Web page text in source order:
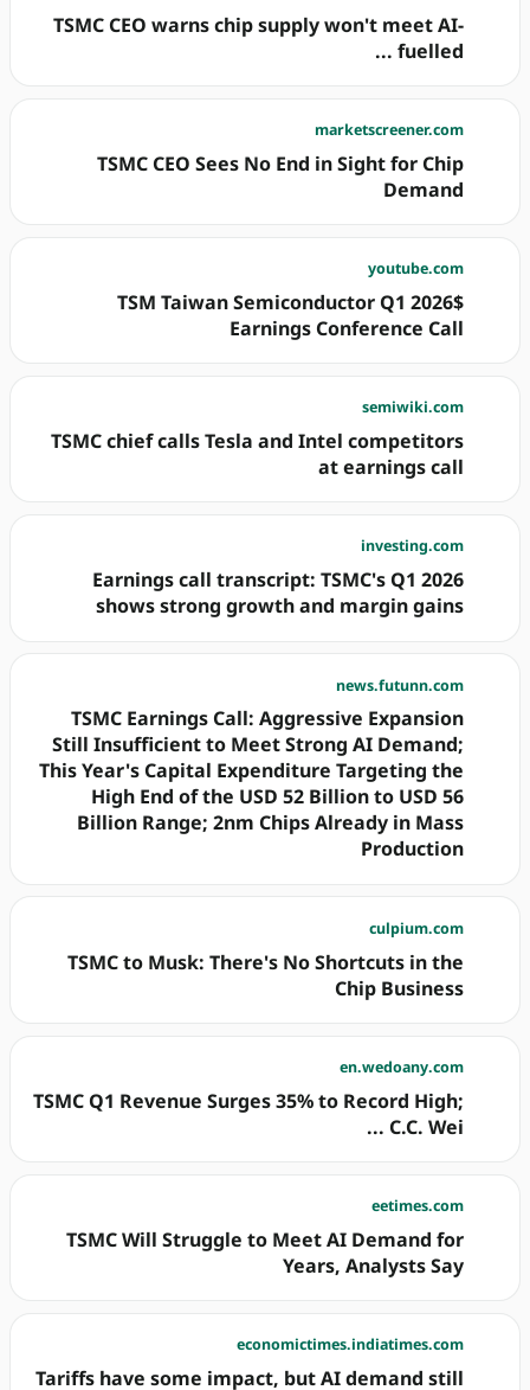
TSMC CEO warns chip supply won't meet AI-
fuelled ...
marketscreener.com
TSMC CEO Sees No End in Sight for Chip
Demand
youtube.com
$TSM Taiwan Semiconductor Q1 2026
Earnings Conference Call
semiwiki.com
TSMC chief calls Tesla and Intel competitors
at earnings call
investing.com
Earnings call transcript: TSMC's Q1 2026
shows strong growth and margin gains
news.futunn.com
TSMC Earnings Call: Aggressive Expansion
Still Insufficient to Meet Strong AI Demand;
This Year's Capital Expenditure Targeting the
High End of the USD 52 Billion to USD 56
Billion Range; 2nm Chips Already in Mass
Production
culpium.com
TSMC to Musk: There's No Shortcuts in the
Chip Business
en.wedoany.com
TSMC Q1 Revenue Surges 35% to Record High;
C.C. Wei ...
eetimes.com
TSMC Will Struggle to Meet AI Demand for
Years, Analysts Say
economictimes.indiatimes.com
Tariffs have some impact, but AI demand still